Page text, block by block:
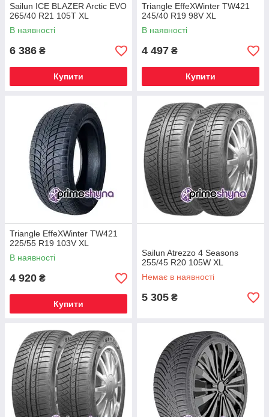
Sailun ICE BLAZER Arctic EVO
265/40 R21 105T XL
В наявності
6 386 ₴
Купити
Triangle EffeXWinter TW421
245/40 R19 98V XL
В наявності
4 497 ₴
Купити
Triangle EffeXWinter TW421
225/55 R19 103V XL
В наявності
4 920 ₴
Купити
Sailun Atrezzo 4 Seasons
255/45 R20 105W XL
Немає в наявності
5 305 ₴